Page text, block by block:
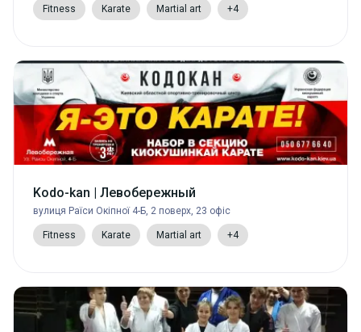
Fitness Karate Martial art +4
Kodo-kan | Левобережный
вулиця Раїси Окіпної 4-Б, 2 поверх, 23 офіс
Fitness Karate Martial art +4